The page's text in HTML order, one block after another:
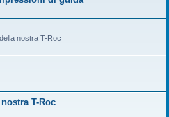
nostra T-Roc
T-Roc